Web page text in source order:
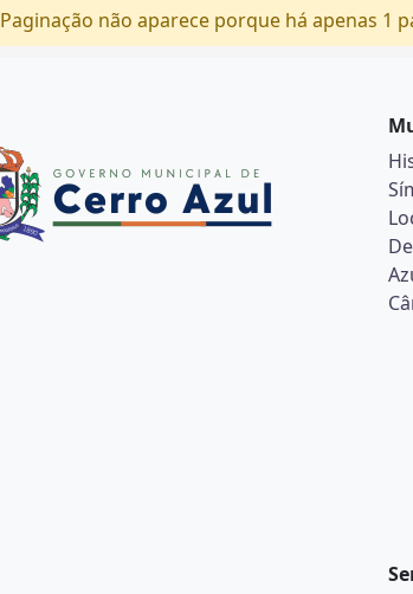
Paginação não aparece porque há apenas 1